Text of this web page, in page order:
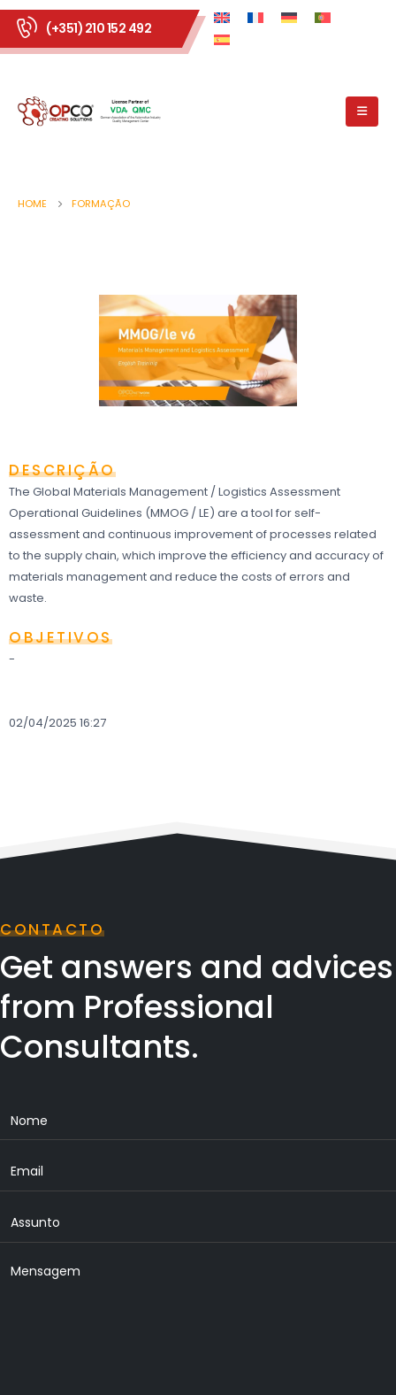
(+351) 210 152 492
HOME FORMAÇÃO
DESCRIÇÃO
The Global Materials Management / Logistics Assessment
Operational Guidelines (MMOG / LE) are a tool for self-
assessment and continuous improvement of processes related
to the supply chain, which improve the efficiency and accuracy of
materials management and reduce the costs of errors and
waste.
OBJETIVOS
-
02/04/2025 16:27
CONTACTO
Get answers and advices
from Professional
Consultants.